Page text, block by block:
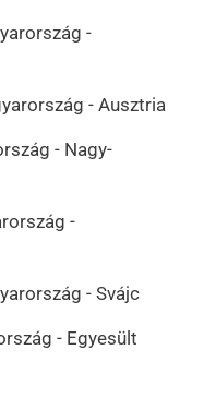
-
- Ausztria
- Nagy-
-
- Svájc
- Egyesült